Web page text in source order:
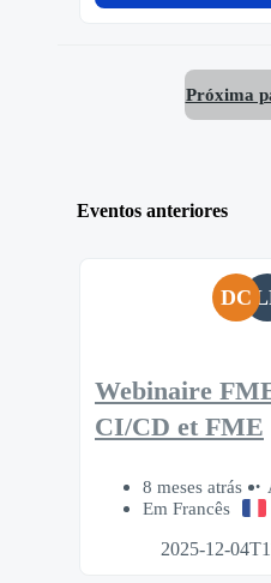
Próxima
Eventos anteriores
DC
Webinaire
CI/CD et FME
8 meses atrás
Em Francês
2025-12-